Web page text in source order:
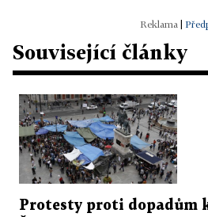
Související články
Protesty proti dopadům